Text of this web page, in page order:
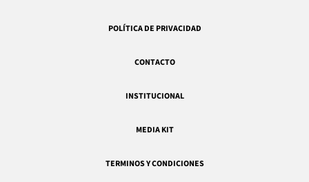
POLÍTICA DE PRIVACIDAD
CONTACTO
INSTITUCIONAL
MEDIA KIT
TERMINOS Y CONDICIONES